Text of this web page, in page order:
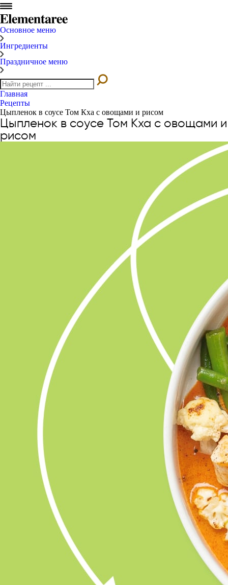
Основное меню
Ингредиенты
Праздничное меню
Главная
Рецепты
Цыпленок в соусе Том Кха с овощами и рисом
Цыпленок в соусе Том Кха с овощами и
рисом